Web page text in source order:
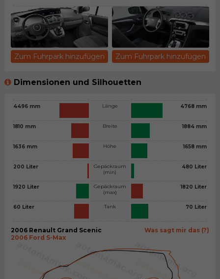
Zum Fuhrpark hinzufügen Zum Fuhrpark hinzufügen
Dimensionen und Silhouetten
4496 mm
1810 mm
1636 mm
200 Liter
1920 Liter
60 Liter
Länge
Breite
Höhe
Gepäckraum
(min)
Gepäckraum
(max)
Tank
4768 mm
1884 mm
1658 mm
480 Liter
1820 Liter
70 Liter
Was sagt mir das (?)
2006 Renault Grand Scenic
2006 Ford S-Max